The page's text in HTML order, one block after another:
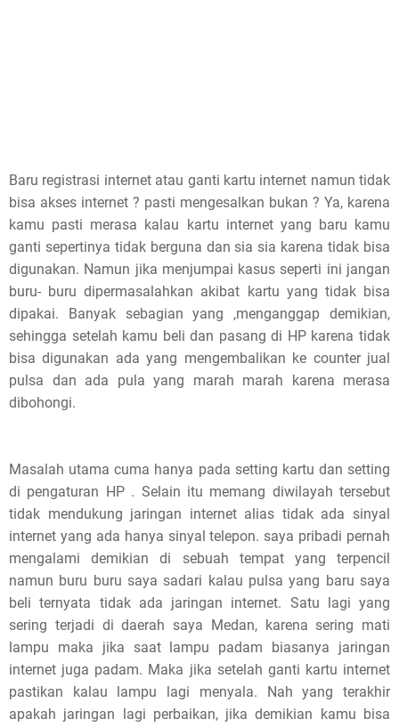
p
s
t
,
p
a
s
e
Baru registrasi internet atau ganti kartu internet namun tidak
bisa akses internet ? pasti mengesalkan bukan ? Ya, karena
kamu pasti merasa kalau kartu internet yang baru kamu
ganti sepertinya tidak berguna dan sia sia karena tidak bisa
digunakan. Namun jika menjumpai kasus seperti ini jangan
buru- buru dipermasalahkan akibat kartu yang tidak bisa
dipakai. Banyak sebagian yang ,menganggap demikian,
sehingga setelah kamu beli dan pasang di HP karena tidak
bisa digunakan ada yang mengembalikan ke counter jual
pulsa dan ada pula yang marah marah karena merasa
dibohongi.
Masalah utama cuma hanya pada setting kartu dan setting
di pengaturan HP . Selain itu memang diwilayah tersebut
tidak mendukung jaringan internet alias tidak ada sinyal
internet yang ada hanya sinyal telepon. saya pribadi pernah
mengalami demikian di sebuah tempat yang terpencil
namun buru buru saya sadari kalau pulsa yang baru saya
beli ternyata tidak ada jaringan internet. Satu lagi yang
sering terjadi di daerah saya Medan, karena sering mati
lampu maka jika saat lampu padam biasanya jaringan
internet juga padam. Maka jika setelah ganti kartu internet
pastikan kalau lampu lagi menyala. Nah yang terakhir
apakah jaringan lagi perbaikan, jika demikian kamu bisa